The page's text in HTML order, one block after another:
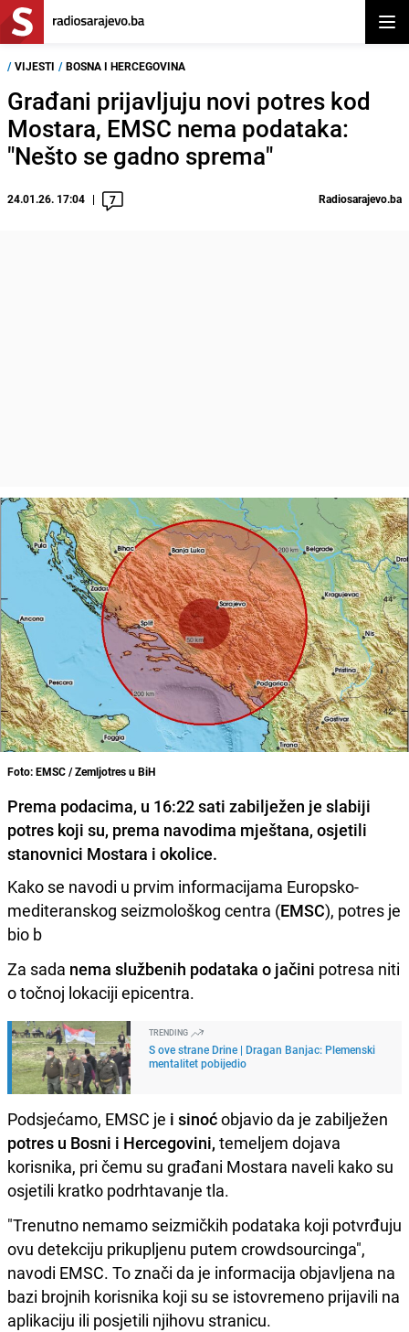
/ VIJESTI / BOSNA I HERCEGOVINA
Građani prijavljuju novi potres kod
Mostara, EMSC nema podataka:
"Nešto se gadno sprema"
24.01.26. 17:04 7 Radiosarajevo.ba
Foto: EMSC / Zemljotres u BiH
Prema podacima, u 16:22 sati zabilježen je slabiji
potres koji su, prema navodima mještana, osjetili
stanovnici Mostara i okolice.
Kako se navodi u prvim informacijama Europsko-
mediteranskog seizmološkog centra (EMSC), potres je
bio b
Za sada nema službenih podataka o jačini potresa niti
o točnoj lokaciji epicentra.
TRENDING
S ove strane Drine | Dragan Banjac: Plemenski
mentalitet pobijedio
Podsjećamo, EMSC je i sinoćobjavio da je zabilježen
potres u Bosni i Hercegovini, temeljem dojava
korisnika, pri čemu su građani Mostara naveli kako su
osjetili kratko podrhtavanje tla.
"Trenutno nemamo seizmičkih podataka koji potvrđuju
ovu detekciju prikupljenu putem crowdsourcinga",
navodi EMSC. To znači da je informacija objavljena na
bazi brojnih korisnika koji su se istovremeno prijavili na
aplikaciju ili posjetili njihovu stranicu.